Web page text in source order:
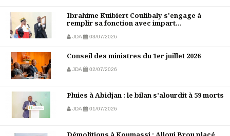
Ibrahime Kuibiert Coulibaly s'engage à
remplir sa fonction avec impart...
JDA 03/07/2026
Conseil des ministres du 1er juillet 2026
JDA 02/07/2026
Pluies à Abidjan : le bilan s’alourdit à 59 morts
JDA 01/07/2026